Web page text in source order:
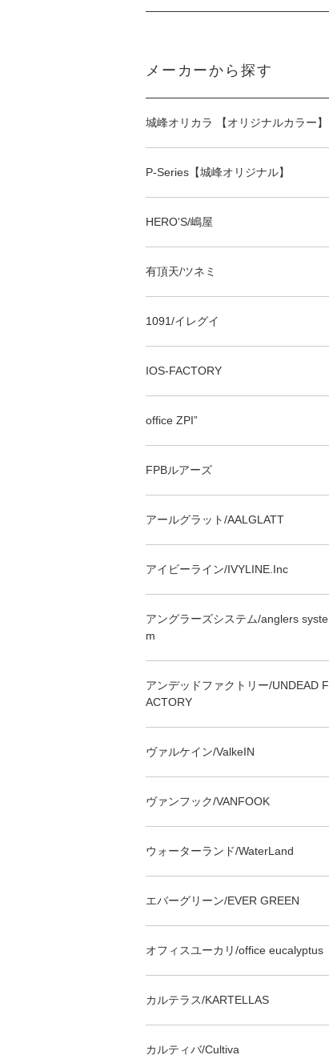
メーカーから探す
城峰オリカラ 【オリジナルカラー】
P-Series【城峰オリジナル】
HERO'S/嶋屋
有頂天/ツネミ
1091/イレグイ
IOS-FACTORY
office ZPI”
FPBルアーズ
アールグラット/AALGLATT
アイビーライン/IVYLINE.Inc
アングラーズシステム/anglers syste
m
アンデッドファクトリー/UNDEAD F
ACTORY
ヴァルケイン/ValkeIN
ヴァンフック/VANFOOK
ウォーターランド/WaterLand
エバーグリーン/EVER GREEN
オフィスユーカリ/office eucalyptus
カルテラス/KARTELLAS
カルティバ/Cultiva